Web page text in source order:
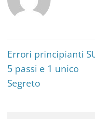
Errori principianti
5 passi e 1 unico
Segreto